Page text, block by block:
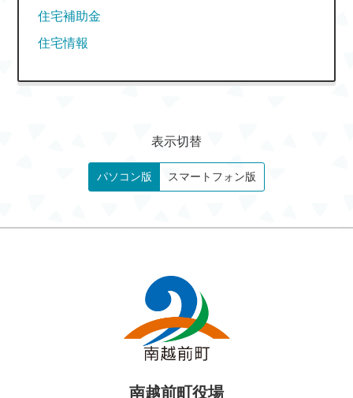
住宅補助金
住宅情報
表示切替
パソコン版 スマートフォン版
南越前町役場